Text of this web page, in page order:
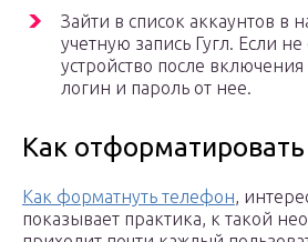
Зайти в список аккаунтов в
учетную запись Гугл. Если не
устройство после
логин и пароль от нее.
Как отформатировать
Как форматнуть телефон,
показывает практика, к такой